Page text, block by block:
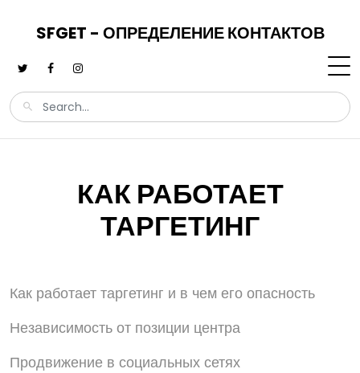
SFGET - ОПРЕДЕЛЕНИЕ КОНТАКТОВ
КАК РАБОТАЕТ
ТАРГЕТИНГ
Как работает таргетинг и в чем его опасность
Независимость от позиции центра
Продвижение в социальных сетях